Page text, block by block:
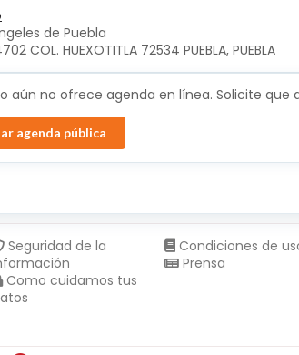
de Puebla
COL. HUEXOTITLA 72534 PUEBLA, PUEBLA
aún no ofrece agenda en línea. Solicite que
agenda pública
Seguridad de la
Como cuidamos tus
Condiciones de
Prensa